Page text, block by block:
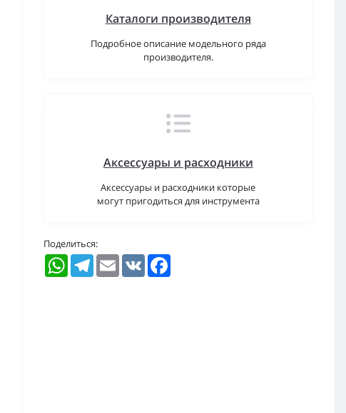
Каталоги производителя
Подробное описание модельного ряда
производителя.
Аксессуары и расходники
Аксессуары и расходники которые
могут пригодиться для инструмента
Поделиться:
WhatsAppTelegramEmail VK